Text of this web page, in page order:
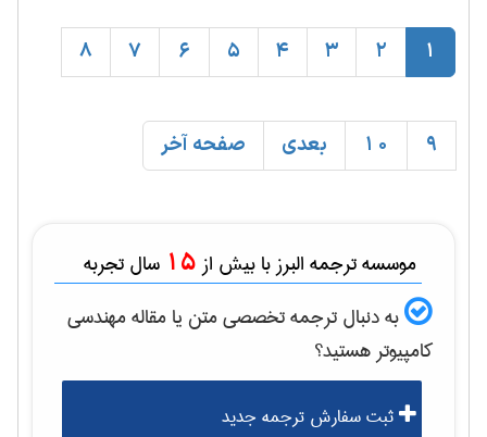
1
2
3
4
5
6
7
8
9
10 بعدی صفحه آخر
موسسه ترجمه البرز با بیش از 15 سال تجربه
به دنبال ترجمه تخصصی متن یا مقالهمهندسی
كامپيوترهستید؟
ثبت سفارش ترجمه جدید